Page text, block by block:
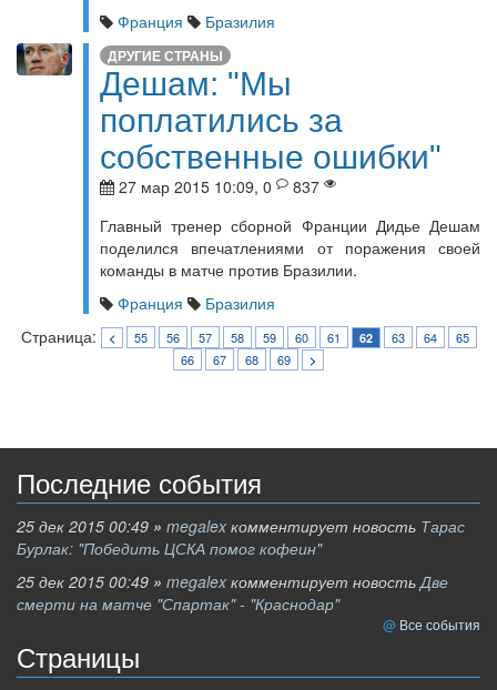
Франция
Бразилия
ДРУГИЕ СТРАНЫ
Дешам: "Мы
поплатились за
собственные ошибки"
27 мар 2015 10:09, 0
837
Главный тренер сборной Франции Дидье Дешам
поделился впечатлениями от поражения своей
команды в матче против Бразилии.
Франция
Бразилия
Страница:
< 55 56 57 58 59 60 61 62 63 64
65
66
67 68 69 >
Последние события
25 дек 2015 00:49 » megalex комментирует новость Тарас
Бурлак: "Победить ЦСКА помог кофеин"
25 дек 2015 00:49 » megalex комментирует новостьДве
смерти на матче "Спартак" - "Краснодар"
Все события
Страницы